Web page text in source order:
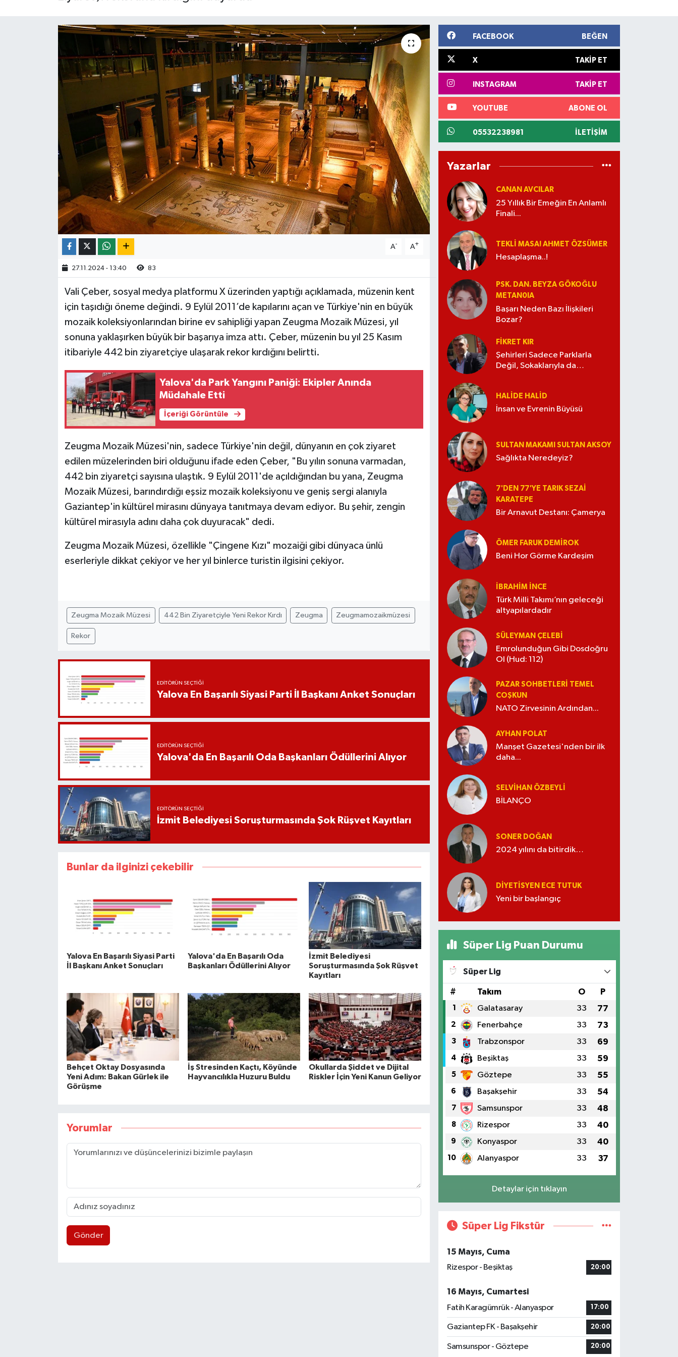
A- A+
27.11.2024 - 13:40 83
Vali Çeber, sosyal medya platformu X üzerinden yaptığı açıklamada, müzenin kent
için taşıdığı öneme değindi. 9 Eylül 2011’de kapılarını açan ve Türkiye'nin en büyük
mozaik koleksiyonlarından birine ev sahipliği yapan Zeugma Mozaik Müzesi, yıl
sonuna yaklaşırken büyük bir başarıya imza attı. Çeber, müzenin bu yıl 25 Kasım
itibariyle 442 bin ziyaretçiye ulaşarak rekor kırdığını belirtti.
Yalova'da Park Yangını Paniği: Ekipler Anında
Müdahale Etti
İçeriği Görüntüle
Zeugma Mozaik Müzesi'nin, sadece Türkiye'nin değil, dünyanın en çok ziyaret
edilen müzelerinden biri olduğunu ifade eden Çeber, "Bu yılın sonuna varmadan,
442 bin ziyaretçi sayısına ulaştık. 9 Eylül 2011'de açıldığından bu yana, Zeugma
Mozaik Müzesi, barındırdığı eşsiz mozaik koleksiyonu ve geniş sergi alanıyla
Gaziantep'in kültürel mirasını dünyaya tanıtmaya devam ediyor. Bu şehir, zengin
kültürel mirasıyla adını daha çok duyuracak" dedi.
Zeugma Mozaik Müzesi, özellikle "Çingene Kızı" mozaiği gibi dünyaca ünlü
eserleriyle dikkat çekiyor ve her yıl binlerce turistin ilgisini çekiyor.
Zeugma Mozaik Müzesi 442 Bin Ziyaretçiyle Yeni Rekor Kırdı Zeugma Zeugmamozaikmüzesi
Rekor
EDITÖRÜN SEÇTIĞI
Yalova En Başarılı Siyasi Parti İl Başkanı Anket Sonuçları
EDITÖRÜN SEÇTIĞI
Yalova'da En Başarılı Oda Başkanları Ödüllerini Alıyor
EDITÖRÜN SEÇTIĞI
İzmit Belediyesi Soruşturmasında Şok Rüşvet Kayıtları
Bunlar da ilginizi çekebilir
Yalova En Başarılı Siyasi Parti
İl Başkanı Anket Sonuçları
Yalova'da En Başarılı Oda
Başkanları Ödüllerini Alıyor
İzmit Belediyesi
Soruşturmasında Şok Rüşvet
Kayıtları
Behçet Oktay Dosyasında
Yeni Adım: Bakan Gürlek ile
Görüşme
İş Stresinden Kaçtı, Köyünde
Hayvancılıkla Huzuru Buldu
Okullarda Şiddet ve Dijital
Riskler İçin Yeni Kanun Geliyor
Yorumlar
Gönder
FACEBOOK BEĞEN
X TAKIP ET
INSTAGRAM TAKIP ET
YOUTUBE ABONE OL
05532238981 İLETIŞIM
Yazarlar
CANAN AVCILAR
25 Yıllık Bir Emeğin En Anlamlı
Finali...
TEKLI MASA! AHMET ÖZSÜMER
Hesaplaşma..!
PSK. DAN. BEYZA GÖKOĞLU
METAN0IA
Başarı Neden Bazı İlişkileri
Bozar?
FIKRET KIR
Şehirleri Sadece Parklarla
Değil, Sokaklarıyla da
HALIDE HALID
İnsan ve Evrenin Büyüsü
SULTAN MAKAMI SULTAN AKSOY
Sağlıkta Neredeyiz?
7'DEN 77'YE TARIK SEZAI
KARATEPE
Bir Arnavut Destanı: Çamerya
ÖMER FARUK DEMIROK
Beni Hor Görme Kardeşim
İBRAHIM İNCE
Türk Milli Takımı’nın geleceği
altyapılardadır
SÜLEYMAN ÇELEBI
Emrolunduğun Gibi Dosdoğru
Ol (Hud: 112)
PAZAR SOHBETLERI TEMEL
COŞKUN
NATO Zirvesinin Ardından...
AYHAN POLAT
Manşet Gazetesi'nden bir ilk
daha...
SELVIHAN ÖZBEYLI
BİLANÇO
SONER DOĞAN
2024 yılını da bitirdik…
DIYETISYEN ECE TUTUK
Yeni bir başlangıç
Süper Lig Puan Durumu
Süper Lig
# Takım O P
1 Galatasaray 33 77
2 Fenerbahçe 33 73
3 Trabzonspor 33 69
4 Beşiktaş 33 59
5 Göztepe 33 55
6 Başakşehir 33 54
7 Samsunspor 33 48
8 Rizespor 33 40
9 Konyaspor 33 40
10 Alanyaspor 33 37
Detaylar için tıklayın
Süper Lig Fikstür
15 Mayıs, Cuma
Rizespor - Beşiktaş
20:00
16 Mayıs, Cumartesi
Fatih Karagümrük - Alanyaspor
17:00
Gaziantep FK - Başakşehir 20:00
Samsunspor - Göztepe 20:00